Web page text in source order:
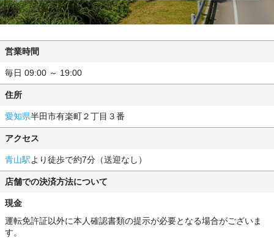
営業時間
毎日 09:00 ～ 19:00
住所
愛知県半田市有楽町２丁目３番
アクセス
青山駅より徒歩で約7分（送迎なし）
店舗での決済方法について
現金
運転免許証以外に本人確認書類の提示が必要となる場合がございま
す。